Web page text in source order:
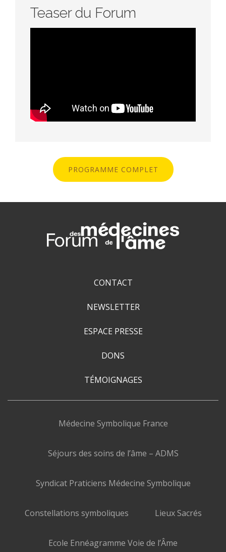
Teaser du Forum
PROGRAMME COMPLET
CONTACT
NEWSLETTER
ESPACE PRESSE
DONS
TÉMOIGNAGES
Médecine Symbolique France
Séjours des soins de l’âme – ADMS
Syndicat Praticiens Médecine Symbolique
Constellations symboliques Lieux Sacrés
Ecole Ennéagramme Voie de l’Âme